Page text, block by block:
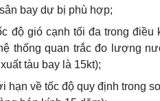
bay dự bị phù hợp;
độ gió cạnh tối đa trong điều
thống quan trắc đo lượng
tàu bay là 15kt);
hạn về tốc độ quy định trong